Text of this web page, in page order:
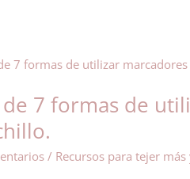
de 7 formas de
/ Recursos para tejer